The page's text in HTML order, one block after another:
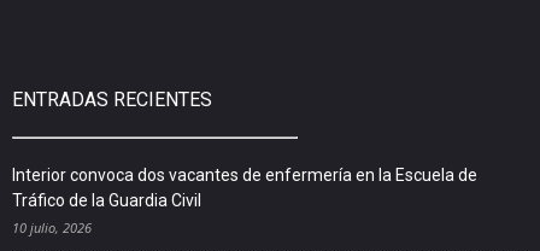
ENTRADAS RECIENTES
Interior convoca dos vacantes de enfermería en la Escuela de
Tráfico de la Guardia Civil
10 julio, 2026